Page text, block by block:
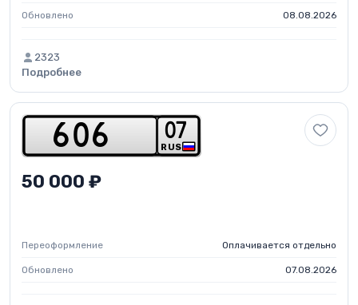
Обновлено 08.08.2026
2323
Подробнее
6 0 6 RUS
07
50 000 ₽
Переоформление Оплачивается отдельно
Обновлено 07.08.2026